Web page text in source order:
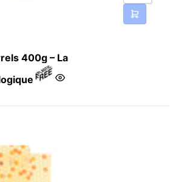
400g – La
100% zuivere bijenwas.